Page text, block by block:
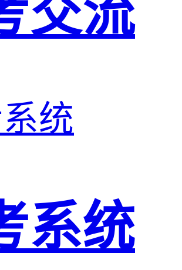
交流
系统